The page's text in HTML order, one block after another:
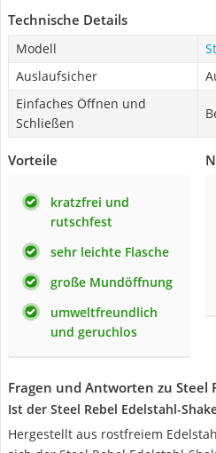
Technische Details
Modell
Auslaufsicher
Einfaches Öffnen und
Schließen
Vorteile
kratzfrei und
rutschfest
sehr leichte Flasche
große Mundöffnung
umweltfreundlich
und geruchlos
Fragen und Antworten zu Steel
Ist der Steel Rebel Edelstahl-
Hergestellt aus rostfreiem